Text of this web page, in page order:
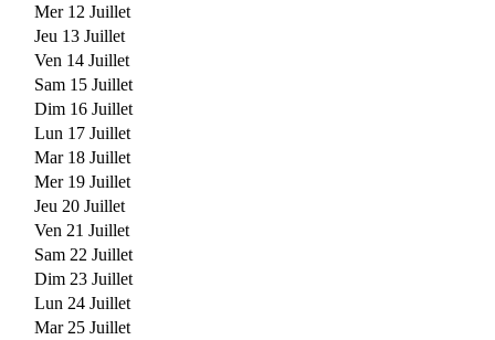
Mer 12 Juillet
Jeu 13 Juillet
Ven 14 Juillet
Sam 15 Juillet
Dim 16 Juillet
Lun 17 Juillet
Mar 18 Juillet
Mer 19 Juillet
Jeu 20 Juillet
Ven 21 Juillet
Sam 22 Juillet
Dim 23 Juillet
Lun 24 Juillet
Mar 25 Juillet